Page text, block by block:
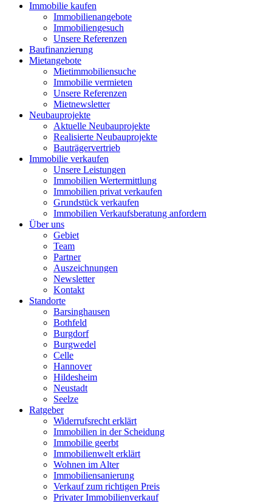
Immobilie kaufen
Immobilienangebote
Immobiliengesuch
Unsere Referenzen
Baufinanzierung
Mietangebote
Mietimmobiliensuche
Immobilie vermieten
Unsere Referenzen
Mietnewsletter
Neubauprojekte
Aktuelle Neubauprojekte
Realisierte Neubauprojekte
Bauträgervertrieb
Immobilie verkaufen
Unsere Leistungen
Immobilien Wertermittlung
Immobilien privat verkaufen
Grundstück verkaufen
Immobilien Verkaufsberatung anfordern
Über uns
Gebiet
Team
Partner
Auszeichnungen
Newsletter
Kontakt
Standorte
Barsinghausen
Bothfeld
Burgdorf
Burgwedel
Celle
Hannover
Hildesheim
Neustadt
Seelze
Ratgeber
Widerrufsrecht erklärt
Immobilien in der Scheidung
Immobilie geerbt
Immobilienwelt erklärt
Wohnen im Alter
Immobiliensanierung
Verkauf zum richtigen Preis
Privater Immobilienverkauf